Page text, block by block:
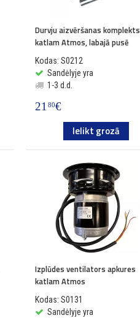
Durvju aizvēršanas komplekts
katlam Atmos, labajā pusē
Kodas: S0212
Sandėlyje yra
1-3 d.d.
21 80€
Ielikt grozā
Izplūdes ventilators apkures
katlam Atmos
Kodas: S0131
Sandėlyje yra